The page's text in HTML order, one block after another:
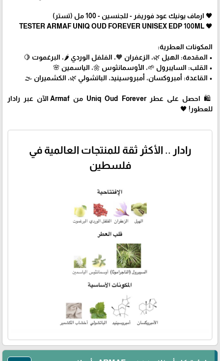
🖤 ارماف يونيك عود فوريفر - للجنسين - 100 مل (تستر)
🖤 TESTER ARMAF UNIQ OUD FOREVER UNISEX EDP 100ML
المكونات العطرية:
• المقدمة: الهيل 🌿، الزعفران 🧡، الفلفل الوردي 🌶️، البرغموت 🍋
• القلب: السايبرول 🌱، الأوسمانثوس 🌼، الياسمين 🌸
• القاعدة: أمبروكسان، أمبروسينيد، الباتشولي 🌿، الكشميران 🌫️
🛍 احصل على عطر Uniq Oud Forever من Armaf الآن عبر رادار
للعطور! 🖤
رادار .. الأكثر ثقة للمنتجات العالمية في
فلسطين